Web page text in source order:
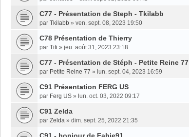
C77 - Présentation de Steph - Tkilabb
par Tkilabb » ven. sept. 08, 2023 19:50
C78 Présentation de Thierry
par Titi » jeu. août 31, 2023 23:18
C77 - Présentation de Stéph - Petite Reine 77
par Petite Reine 77 » lun. sept. 04, 2023 16:59
C91 Présentation FERG US
par Ferg US » lun. oct. 03, 2022 09:17
C91 Zelda
par Zelda » dim. sept. 25, 2022 21:35